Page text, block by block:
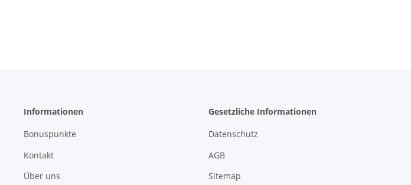
Informationen
Bonuspunkte
Kontakt
Über uns
Gesetzliche Informationen
Datenschutz
AGB
Sitemap